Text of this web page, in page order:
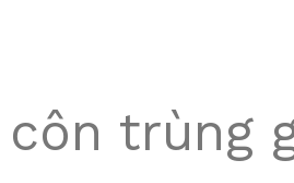
trùng